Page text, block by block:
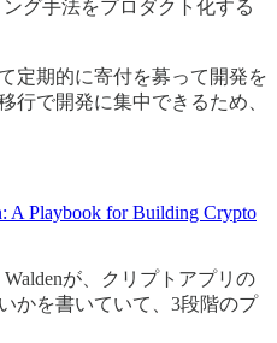
グ手法をプロダクト化する
定期的に寄付を募って開発を
行で開発に集中できるため、
A Playbook for Building Crypto
Waldenが、クリプトアプリの
かを書いていて、3段階のプ